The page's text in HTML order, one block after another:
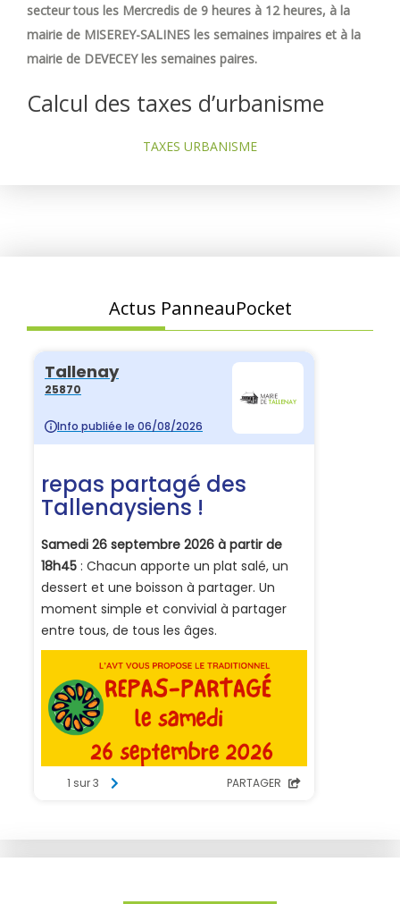
secteur tous les Mercredis de 9 heures à 12 heures, à la
mairie de MISEREY-SALINES les semaines impaires et à la
mairie de DEVECEY les semaines paires.
Calcul des taxes d’urbanisme
TAXES URBANISME
Actus PanneauPocket